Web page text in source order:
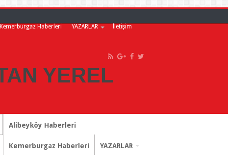
Kemerburgaz Haberleri YAZARLAR İletişim
Alibeyköy Haberleri
Kemerburgaz Haberleri YAZARLAR